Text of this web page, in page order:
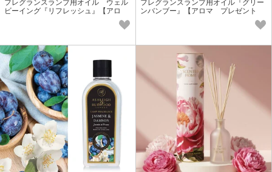
フレグランスランプ用オイル ウェル
ビーイング『リフレッシュ』【アロ
フレグランスランプ用オイル『グリー
ンバンブー』【アロマ プレゼント